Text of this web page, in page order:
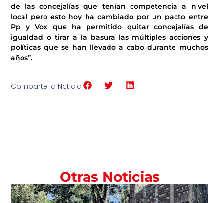
de las concejalías que tenían competencia a nivel
local pero esto hoy ha cambiado por un pacto entre
Pp y Vox que ha permitido quitar concejalías de
igualdad o tirar a la basura las múltiples acciones y
políticas que se han llevado a cabo durante muchos
años”.
Comparte la Noticia
Otras Noticias